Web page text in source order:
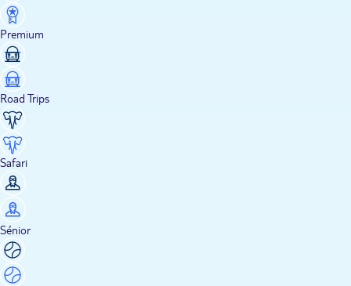
Premium
Road Trips
Safari
Sénior